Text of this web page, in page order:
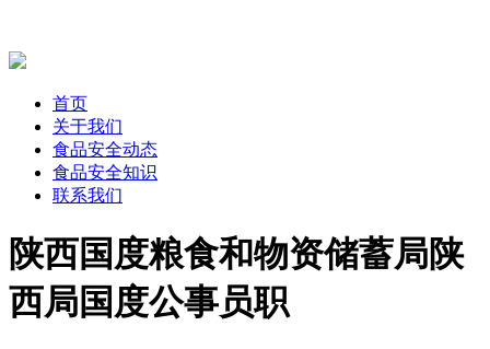
首页
关于我们
食品安全动态
食品安全知识
联系我们
陕西国度粮食和物资储蓄局陕
西局国度公事员职